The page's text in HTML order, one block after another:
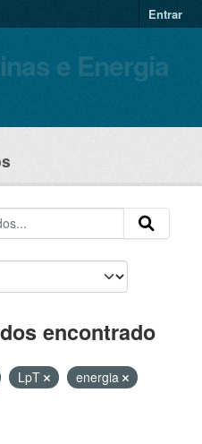
Entrar
e Energia
encontrado
LpT
energia